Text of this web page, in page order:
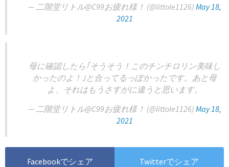
— 二階堂リトル@C99お疲れ様！ (@littole1126) May 18,
2021
母に確認したら｢そうそう！このチンチロリン美味し
かったのよ！｣と合ってるっぽかったです。あと母
よ、それはもうさすがに違うと思います。
— 二階堂リトル@C99お疲れ様！ (@littole1126) May 18,
2021
Facebookでシェア Twitterでシェア